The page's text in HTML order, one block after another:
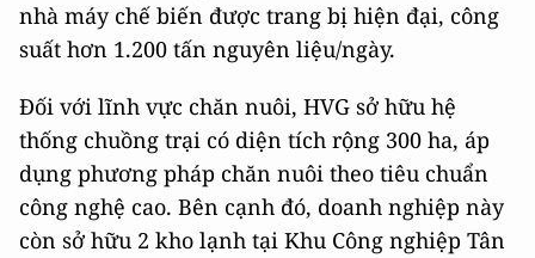
nhà máy chế biến được trang bị hiện đại, công
suất hơn 1.200 tấn nguyên liệu/ngày.
Đối với lĩnh vực chăn nuôi, HVG sở hữu hệ
thống chuồng trại có diện tích rộng 300 ha, áp
dụng phương pháp chăn nuôi theo tiêu chuẩn
công nghệ cao. Bên cạnh đó, doanh nghiệp này
còn sở hữu 2 kho lạnh tại Khu Công nghiệp Tân